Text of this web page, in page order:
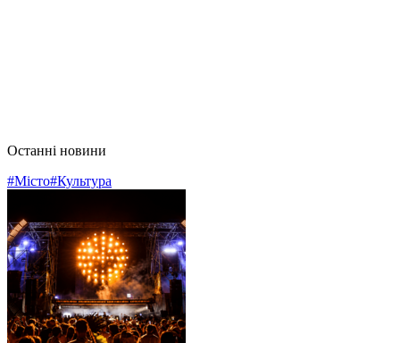
Останні новини
#Місто#Культура